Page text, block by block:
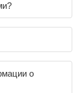
о